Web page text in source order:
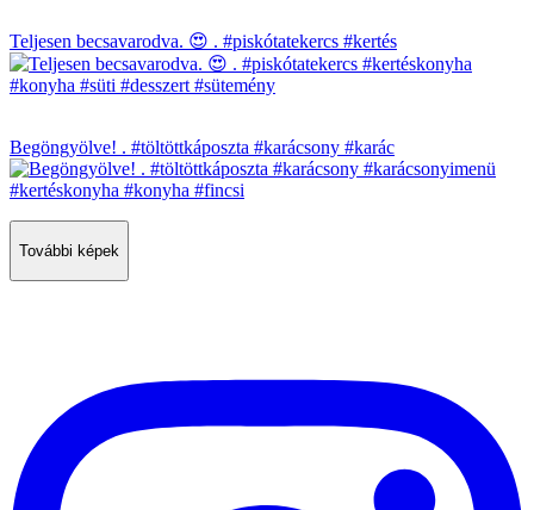
Teljesen becsavarodva. 😍 . #piskótatekercs #kertés
Begöngyölve! . #töltöttkáposzta #karácsony #karác
További képek